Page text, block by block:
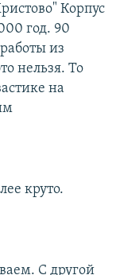
Корпус
год. 90
из
нельзя. То
на
круто.
С другой